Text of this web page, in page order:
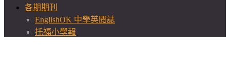
各期期刊
EnglishOK 中學英閱誌
托福小學報